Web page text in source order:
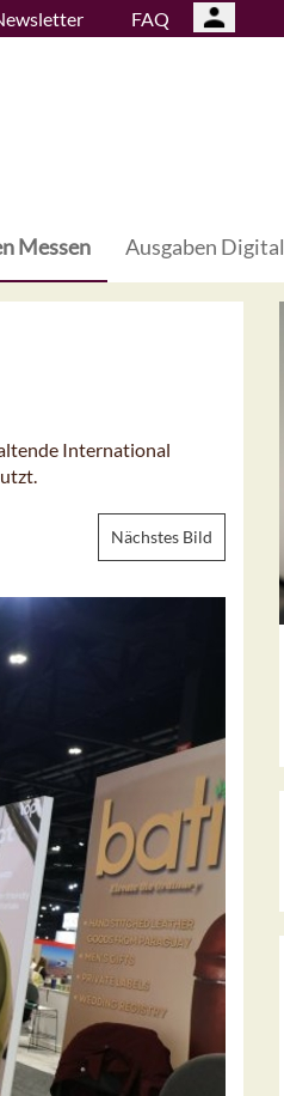
FAQ
Messen Ausgaben Digital
International
Nächstes Bild